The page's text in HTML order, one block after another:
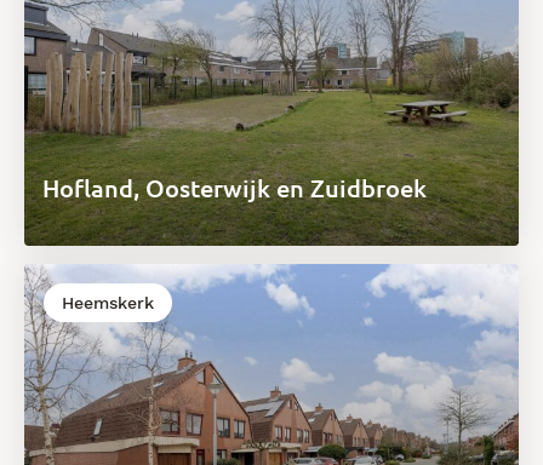
Hofland, Oosterwijk en Zuidbroek
Heemskerk